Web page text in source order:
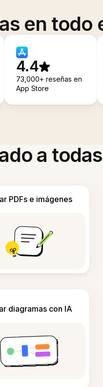
en
4.4
73,000+ reseñas en
App Store
a
PDFs e imágenes
diagramas con IA